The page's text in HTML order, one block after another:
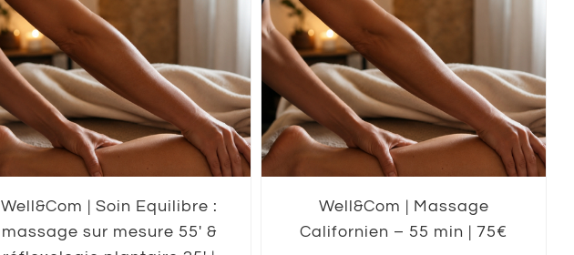
Well&Com | Soin Equilibre :
massage sur mesure 55′ &
Well&Com | Massage
Californien – 55 min | 75€